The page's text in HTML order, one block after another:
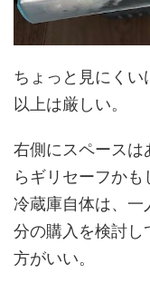
ちょっと見にく
以上は厳しい。
右側にスペース
らギリセーフかも
冷蔵庫自体は、
分の購入を検討し
方がいい。